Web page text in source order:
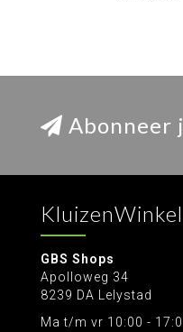
Abonneer
GBS Shops
Apolloweg 34
8239 DA Lelystad
Ma t/m vr 10:00 -